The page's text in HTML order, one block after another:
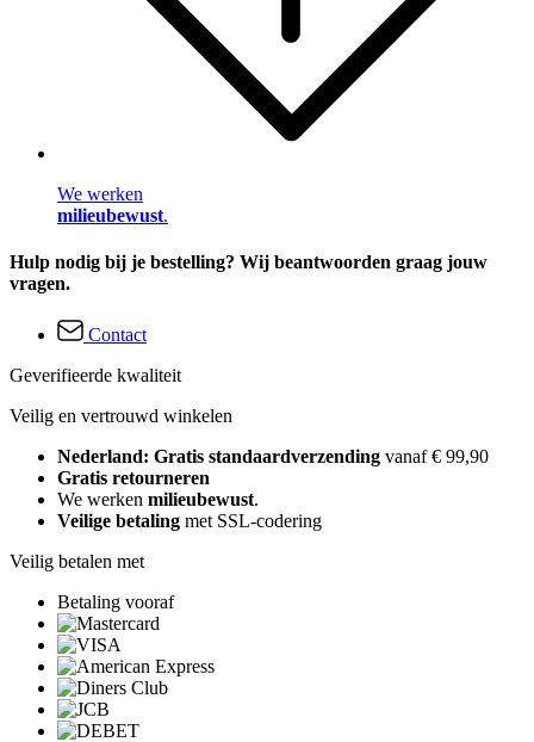
We werken
milieubewust.
Hulp nodig bij je bestelling? Wij beantwoorden graag jouw
vragen.
Contact
Geverifieerde kwaliteit
Veilig en vertrouwd winkelen
Nederland: Gratis standaardverzending vanaf € 99,90
Gratis retourneren
We werken milieubewust.
Veilige betaling met SSL-codering
Veilig betalen met
Betaling vooraf